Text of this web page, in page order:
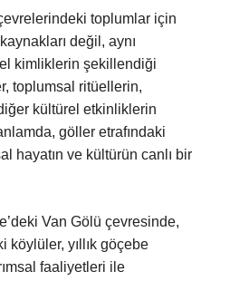
toplumlar için
değil, aynı
kimliklerin şekillendiği
toplumsal ritüellerin,
kültürel etkinliklerin
göller etrafındaki
hayatın ve kültürün canlı bir
Van Gölü çevresinde,
köylüler, yıllık göçebe
faaliyetleri ile